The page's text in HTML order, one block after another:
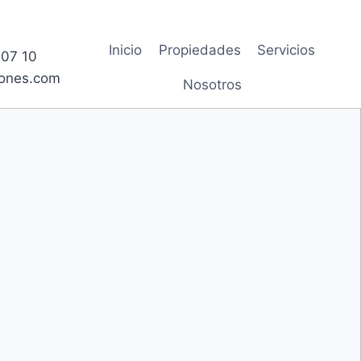
07 10
Inicio Propiedades Servicios
Nosotros